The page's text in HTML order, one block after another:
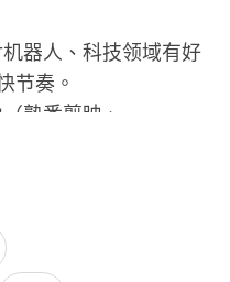
器人、科技领域有好
节奏。
熟悉剪映、
具），或强烈的学习
平台的内容调性与运
：